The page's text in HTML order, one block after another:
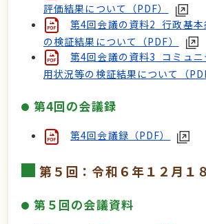
評価結果について（PDF）
第4回会議の資料2_行政基
の検証結果について（PDF）
第4回会議の資料3_コミュ
用状況等の検証結果について（PDF
第4回の会議録
第4回会議録（PDF）
第５回：令和６年１２月１
第５回の会議資料